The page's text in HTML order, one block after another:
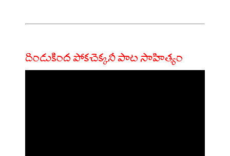
దిండుకింద పోకచెక్కనీ పాట సాహిత్యం